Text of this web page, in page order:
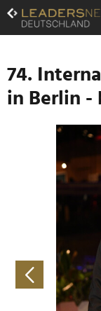
Zum
Inhalt
Zur
Navigation
Zur
Hauptnavigation
74.
in Berlin -